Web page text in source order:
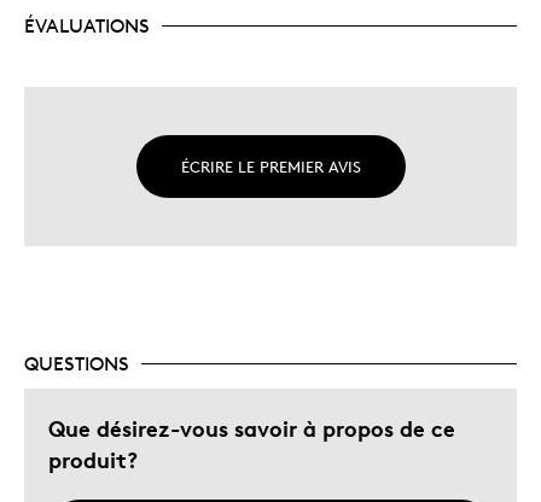
ÉVALUATIONS
ÉCRIRE LE PREMIER AVIS
QUESTIONS
Que désirez-vous savoir à propos de ce
produit?